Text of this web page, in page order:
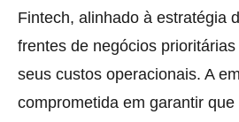
Fintech, alinhado à estratégia
frentes de negócios
seus custos operacionais. A
comprometida em garantir